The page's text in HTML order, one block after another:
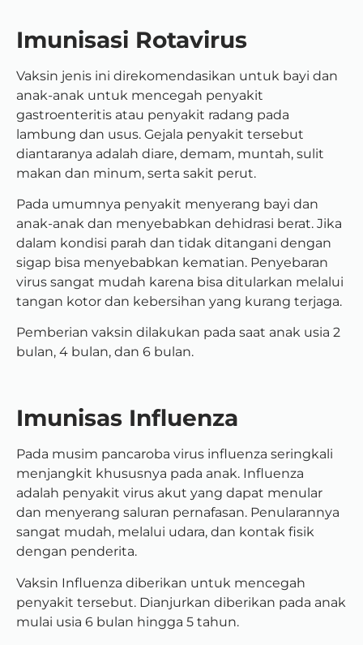
Imunisasi Rotavirus
Vaksin jenis ini direkomendasikan untuk bayi dan
anak-anak untuk mencegah penyakit
gastroenteritis atau penyakit radang pada
lambung dan usus. Gejala penyakit tersebut
diantaranya adalah diare, demam, muntah, sulit
makan dan minum, serta sakit perut.
Pada umumnya penyakit menyerang bayi dan
anak-anak dan menyebabkan dehidrasi berat. Jika
dalam kondisi parah dan tidak ditangani dengan
sigap bisa menyebabkan kematian. Penyebaran
virus sangat mudah karena bisa ditularkan melalui
tangan kotor dan kebersihan yang kurang terjaga.
Pemberian vaksin dilakukan pada saat anak usia 2
bulan, 4 bulan, dan 6 bulan.
Imunisas Influenza
Pada musim pancaroba virus influenza seringkali
menjangkit khususnya pada anak. Influenza
adalah penyakit virus akut yang dapat menular
dan menyerang saluran pernafasan. Penularannya
sangat mudah, melalui udara, dan kontak fisik
dengan penderita.
Vaksin Influenza diberikan untuk mencegah
penyakit tersebut. Dianjurkan diberikan pada anak
mulai usia 6 bulan hingga 5 tahun.